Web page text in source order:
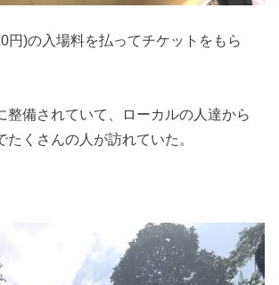
円)の入場料を払ってチケットをもら
整備されていて、ローカルの人達から
たくさんの人が訪れていた。